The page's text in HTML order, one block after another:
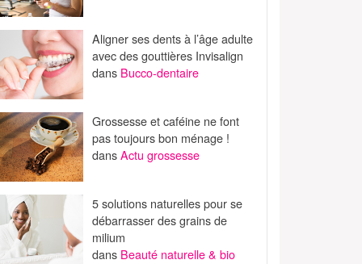
Aligner ses dents à l’âge adulte
avec des gouttières Invisalign
dans Bucco-dentaire
Grossesse et caféine ne font
pas toujours bon ménage !
dansActu grossesse
5 solutions naturelles pour se
débarrasser des grains de
milium
dans Beauté naturelle & bio